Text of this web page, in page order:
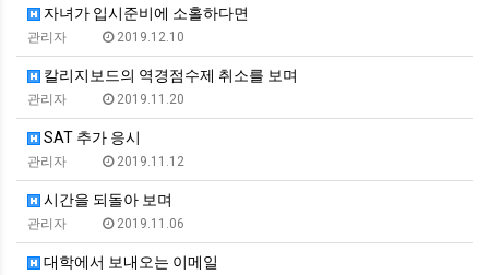
자녀가 입시준비에 소홀하다면
관리자 2019.12.10
칼리지보드의 역경점수제 취소를 보며
관리자 2019.11.20
SAT 추가 응시
관리자 2019.11.12
시간을 되돌아 보며
관리자 2019.11.06
대학에서 보내오는 이메일